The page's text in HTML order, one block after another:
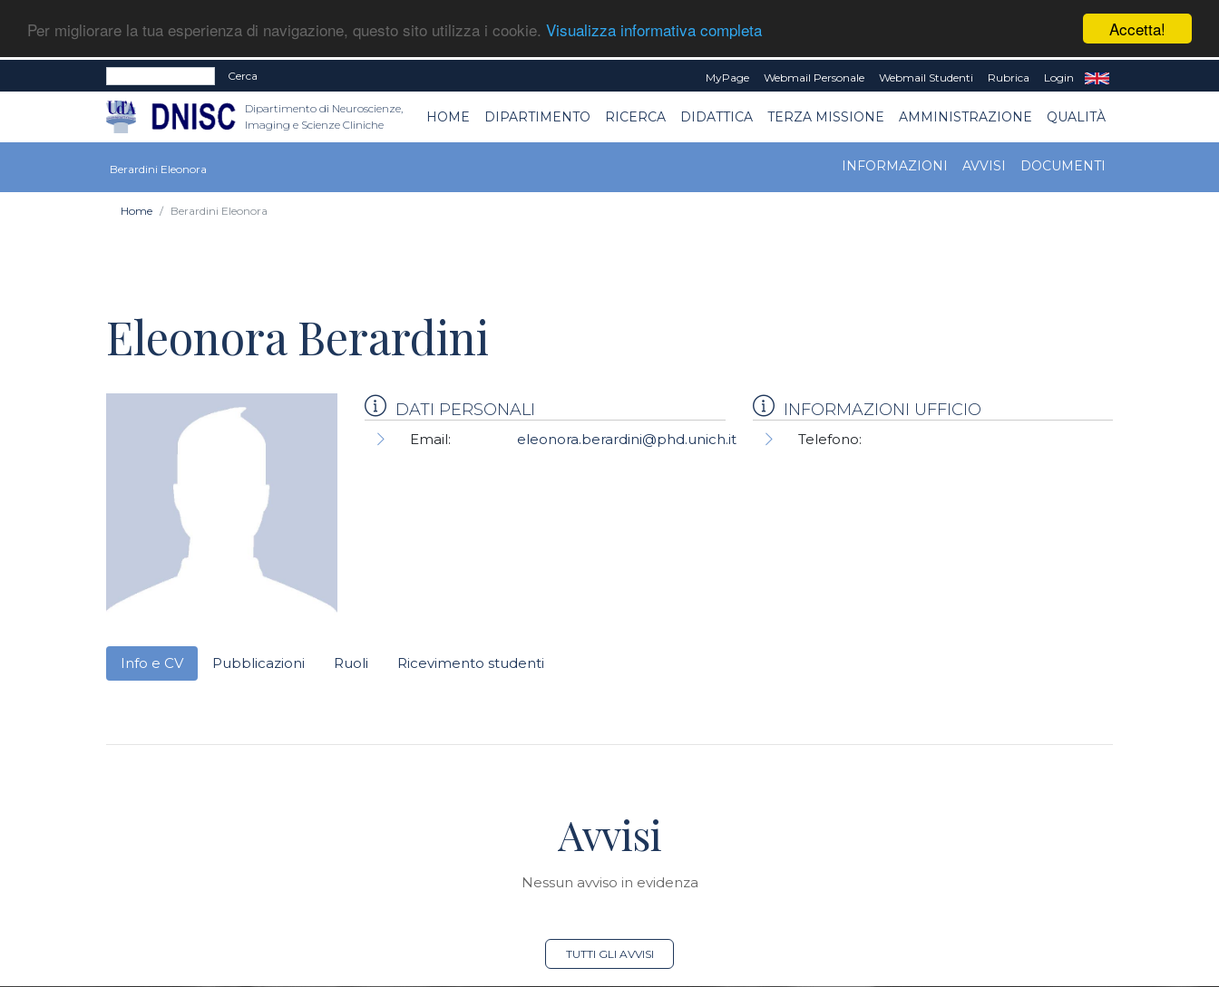
Accetta!
Per migliorare la tua esperienza di navigazione, questo sito utilizza i cookie. Visualizza informativa completa
Cerca MyPage Webmail Personale Webmail Studenti Rubrica Login
Dipartimento di Neuroscienze,
Imaging e Scienze Cliniche
HOME DIPARTIMENTO RICERCA DIDATTICA TERZA MISSIONE AMMINISTRAZIONE QUALITÀ
Berardini Eleonora INFORMAZIONI AVVISI DOCUMENTI
Home Berardini Eleonora
Eleonora Berardini
DATI PERSONALI
Email: eleonora.berardini@phd.unich.it
INFORMAZIONI UFFICIO
Telefono:
Info e CV Pubblicazioni Ruoli Ricevimento studenti
Avvisi
Nessun avviso in evidenza
TUTTI GLI AVVISI